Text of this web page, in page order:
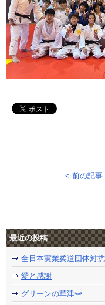
< 前の記事
最近の投稿
全日本実業柔道団体対
愛と感謝
グリーンの草津🫛